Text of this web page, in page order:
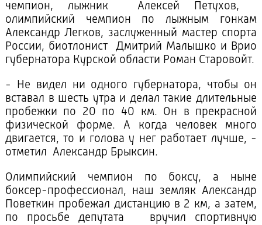
чемпион, лыжник Алексей Петухов,
олимпийский чемпион по лыжным гонкам
Александр Легков, заслуженный мастер спорта
России, биотлонист Дмитрий Малышко и Врио
губернатора Курской области Роман Старовойт.
- Не видел ни одного губернатора, чтобы он
вставал в шесть утра и делал такие длительные
пробежки по 20 по 40 км. Он в прекрасной
физической форме. А когда человек много
двигается, то и голова у нег работает лучше, -
отметил Александр Брыксин.
Олимпийский чемпион по боксу, а ныне
боксер-профессионал, наш земляк Александр
Поветкин пробежал дистанцию в 2 км, а затем,
по просьбе депутата вручил спортивную